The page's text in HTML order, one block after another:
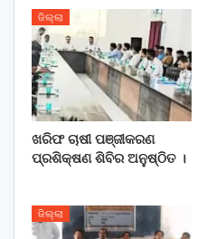
ଜିଲ୍ଲା
ଖରିଫ ଚାଷୀ ପଞ୍ଜୀକରଣ
ପ୍ରଶିକ୍ଷଣ ଶିବିର ଅନୁଷ୍ଠିତ ।
ଜିଲ୍ଲା